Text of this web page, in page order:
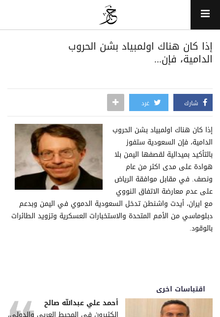
إذا كان هناك اولمبياد بشن الحروب
الدامية، فإن...
شارك غرد
إذا كان هناك اولمبياد بشن الحروب
الدامية، فإن السعودية ستفوز
بالتأكيد بميدالية لقصفها اليمن بلا
هوادة على مدى اكثر من عام
ونصف. في مقابل موافقة الرياض
على عدم معارضة الاتفاق النووي
مع ايران، أيدت واشنطن تدخل السعودية الدموي في اليمن وبدعم
دبلوماسي من الأمم المتحدة والاستخبارات العسكرية وتزويد الطائرات
بالوقود.
اقتباسات اخرى
أحمد علي عبدالله صالح